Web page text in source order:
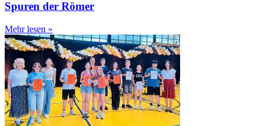
Spuren der Römer
Mehr lesen »